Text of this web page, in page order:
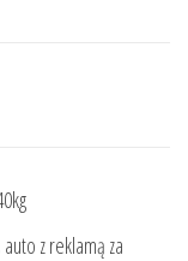
z reklamą za